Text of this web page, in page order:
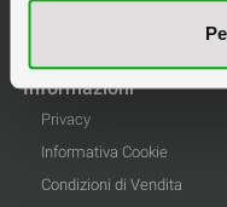
Informazioni
Privacy
Informativa Cookie
Condizioni di Vendita